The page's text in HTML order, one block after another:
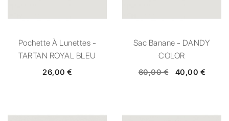
Pochette À Lunettes -
TARTAN ROYAL BLEU
26,00 €
Sac Banane - DANDY
COLOR
60,00 € 40,00 €